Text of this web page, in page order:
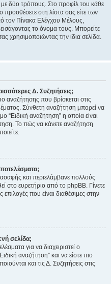
με δύο τρόπους. Στο προφίλ του κάθε
στη λίστα σας είτε των
τον Πίνακα Ελέγχου Μέλους,
το όνομα τους. Μπορείτε
χρησιμοποιώντας την ίδια σελίδα.
Δ. Συζητήσεις;
αναζήτησης που βρίσκεται στις
Σύνθετη αναζήτηση μπορεί να
“Ειδική αναζήτηση” η οποία είναι
Το πώς να κάνετε αναζήτηση
και περιελάμβανε πολλούς
στο ευρετήριο από το phpBB. Γίνετε
επιλογές που είναι διαθέσιμες στην
σελίδα;
για να διαχειριστεί ο
αναζήτηση” και να είστε πιο
και τις Δ. Συζητήσεις στις